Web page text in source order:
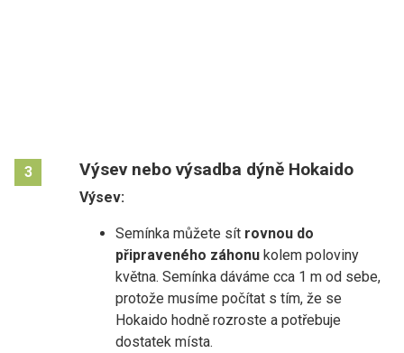
3 Výsev nebo výsadba dýně Hokaido
Výsev:
Semínka můžete sít rovnou do
připraveného záhonu kolem poloviny
května. Semínka dáváme cca 1 m od sebe,
protože musíme počítat s tím, že se
Hokaido hodně rozroste a potřebuje
dostatek místa.